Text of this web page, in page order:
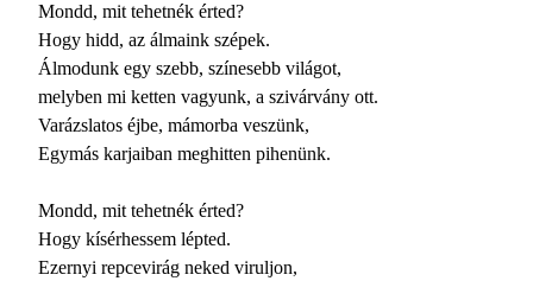
Mondd, mit tehetnék érted?
Hogy hidd, az álmaink szépek.
Álmodunk egy szebb, színesebb világot,
melyben mi ketten vagyunk, a szivárvány ott.
Varázslatos éjbe, mámorba veszünk,
Egymás karjaiban meghitten pihenünk.
Mondd, mit tehetnék érted?
Hogy kísérhessem lépted.
Ezernyi repcevirág neked viruljon,